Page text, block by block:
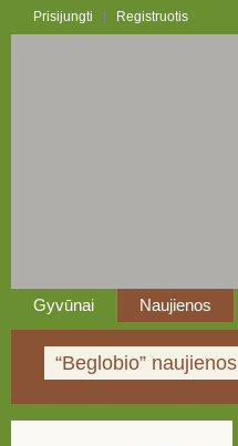
Gyvūnai Naujienos
Prisijungti Registruotis
“Beglobio” naujienos